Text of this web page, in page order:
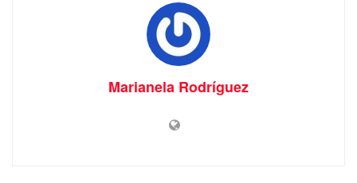
Marianela Rodríguez